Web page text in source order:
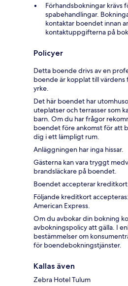
Förhandsbokningar krävs
spabehandlingar.
kontaktar boendet innan
kontaktuppgifterna på
Policyer
Detta boende drivs av en
boende är kopplat till
yrke.
Det här boendet har
uteplatser och terrasser som
barn. Om du har frågor
boendet före ankomst för att
dig i ett lämpligt rum.
Anläggningen har inga hissar.
Gästerna kan vara tryggt
brandsläckare på boendet.
Boendet accepterar
Följande kreditkort
American Express.
Om du avbokar din bokning
avbokningspolicy att gälla. I
bestämmelser om
för boendebokningstjänster.
Kallas även
Zebra Hotel Tulum